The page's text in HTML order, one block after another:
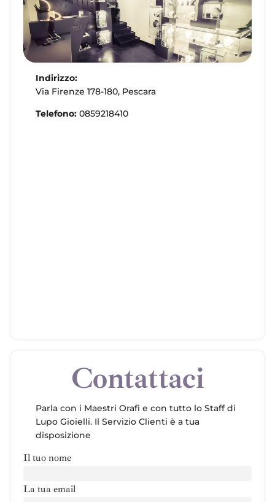
Indirizzo:
Via Firenze 178-180, Pescara
Telefono: 0859218410
Contattaci
Parla con i Maestri Orafi e con tutto lo Staff di
Lupo Gioielli. Il Servizio Clienti è a tua
disposizione
Il tuo nome
La tua email